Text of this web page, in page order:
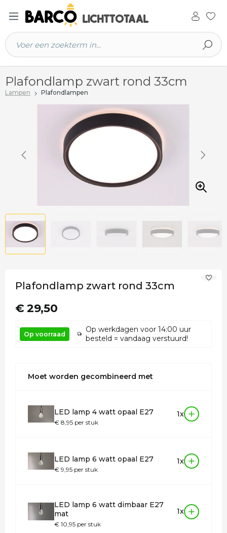
hoofdinhoud
Plafondlamp zwart rond 33cm
Lampen Plafondlampen
Plafondlamp zwart rond 33cm
€ 29,50
Op voorraad
Op werkdagen voor 14:00 uur
besteld = vandaag verstuurd!
Moet worden gecombineerd met
LED lamp 4 watt opaal E27
€ 8,95 per stuk
1x
LED lamp 6 watt opaal E27
€ 9,95 per stuk
1x
LED lamp 6 watt dimbaar E27
mat
€ 10,95 per stuk
1x